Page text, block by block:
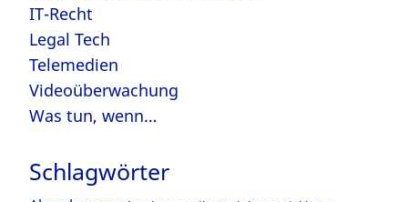
IT-Recht
Legal Tech
Telemedien
Videoüberwachung
Was tun, wenn…
Schlagwörter